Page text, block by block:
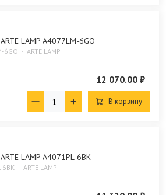
LAMP A4077LM-6GO
6GO ARTE LAMP
12 070.00 ₽
В корзину
LAMP A4071PL-6BK
6BK ARTE LAMP